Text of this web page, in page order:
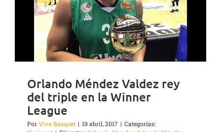
Orlando Méndez Valdez rey
del triple en la Winner
League
PorViva Basquet | 19 abril, 2017 | Categorías: